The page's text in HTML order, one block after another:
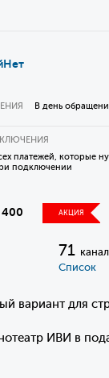
В день
платежей, которые
подключении
АКЦИЯ
71 канал
Список
вариант для
ИВИ в